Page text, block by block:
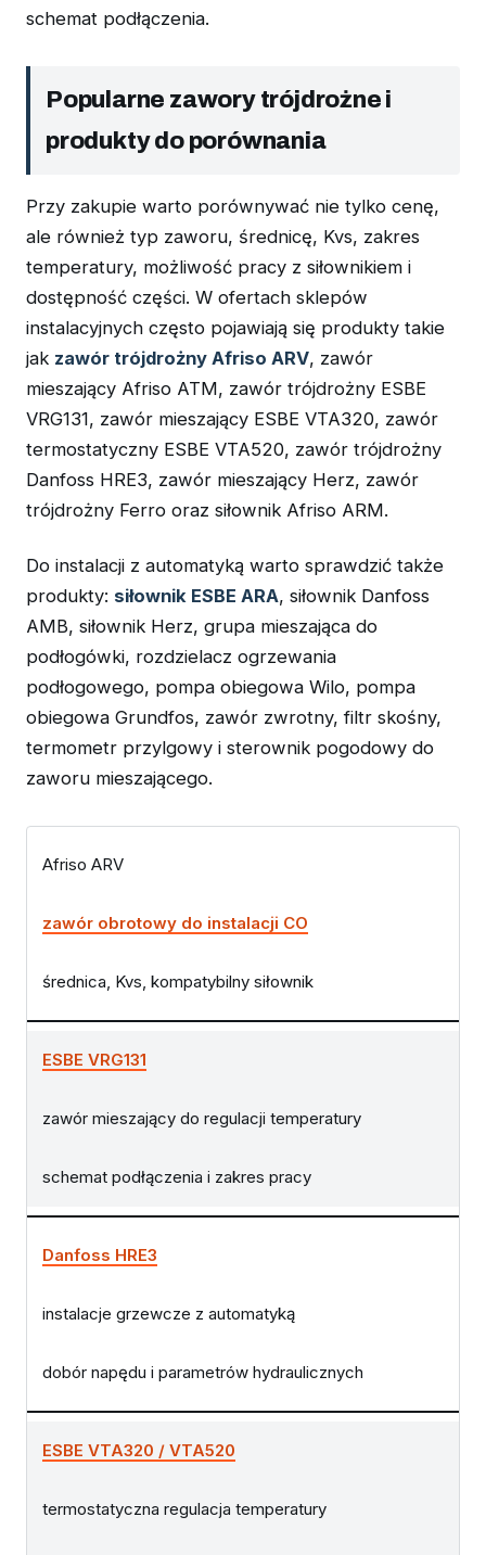
schemat podłączenia.
Popularne zawory trójdrożne i
produkty do porównania
Przy zakupie warto porównywać nie tylko cenę,
ale również typ zaworu, średnicę, Kvs, zakres
temperatury, możliwość pracy z siłownikiem i
dostępność części. W ofertach sklepów
instalacyjnych często pojawiają się produkty takie
jak zawór trójdrożny Afriso ARV, zawór
mieszający Afriso ATM, zawór trójdrożny ESBE
VRG131, zawór mieszający ESBE VTA320, zawór
termostatyczny ESBE VTA520, zawór trójdrożny
Danfoss HRE3, zawór mieszający Herz, zawór
trójdrożny Ferro oraz siłownik Afriso ARM.
Do instalacji z automatyką warto sprawdzić także
produkty: siłownik ESBE ARA, siłownik Danfoss
AMB, siłownik Herz, grupa mieszająca do
podłogówki, rozdzielacz ogrzewania
podłogowego, pompa obiegowa Wilo, pompa
obiegowa Grundfos, zawór zwrotny, filtr skośny,
termometr przylgowy i sterownik pogodowy do
zaworu mieszającego.
Afriso ARV
zawór obrotowy do instalacji CO
średnica, Kvs, kompatybilny siłownik
ESBE VRG131
zawór mieszający do regulacji temperatury
schemat podłączenia i zakres pracy
Danfoss HRE3
instalacje grzewcze z automatyką
dobór napędu i parametrów hydraulicznych
ESBE VTA320 / VTA520
termostatyczna regulacja temperatury